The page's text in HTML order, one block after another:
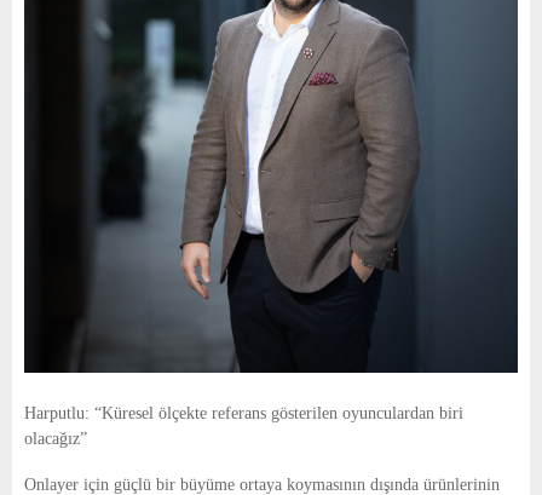
Harputlu: “Küresel ölçekte referans gösterilen oyunculardan biri
olacağız”
Onlayer için güçlü bir büyüme ortaya koymasının dışında ürünlerinin